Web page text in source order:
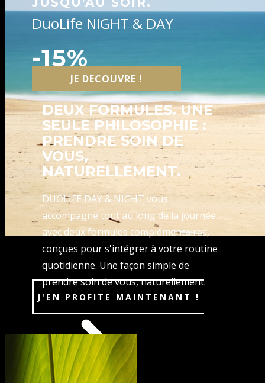
DEUX FORMULES. UNE
SEULE PHILOSOPHIE :
PRENDRE SOIN DE
VOUS,
NATURELLEMENT.
DUOLIFE DAY & NIGHT vous
accompagne tout au long de la journée
avec deux formules complémentaires,
conçues pour s'intégrer à votre routine
quotidienne. Une façon simple de
prendre soin de vous, naturellement.
J'EN PROFITE MAINTENANT !
DuoLife NIGHT & DAY
-15%
JE DECOUVRE !